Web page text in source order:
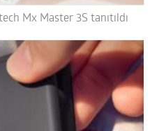
Mx Master 3S tanıtıldı